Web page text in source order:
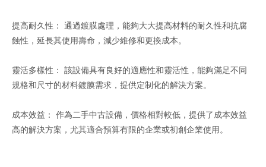
提高耐久性： 通過鍍膜處理，能夠大大提高材料的耐久性和抗腐
蝕性，延長其使用壽命，減少維修和更換成本。
靈活多樣性： 該設備具有良好的適應性和靈活性，能夠滿足不同
規格和尺寸的材料鍍膜需求，提供定制化的解決方案。
成本效益： 作為二手中古設備，價格相對較低，提供了成本效益
高的解決方案，尤其適合預算有限的企業或初創企業使用。